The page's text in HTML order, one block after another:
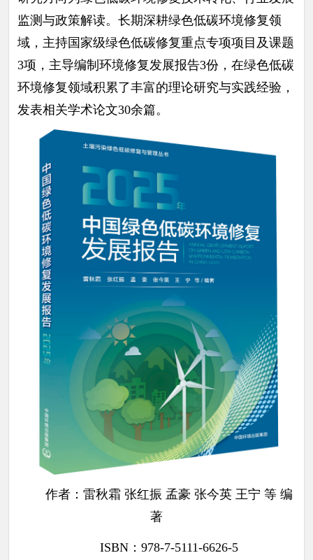
监测与政策解读。长期深耕绿色低碳环境修复领
域，主持国家级绿色低碳修复重点专项项目及课题
3项，主导编制环境修复发展报告3份，在绿色低碳
环境修复领域积累了丰富的理论研究与实践经验，
发表相关学术论文30余篇。
作者：雷秋霜 张红振 孟豪 张今英 王宁 等 编
著
ISBN：978-7-5111-6626-5